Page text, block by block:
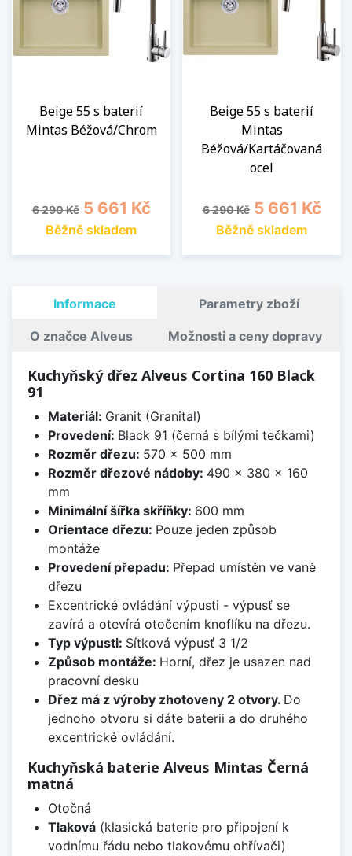
Beige 55 s baterií
Mintas Béžová/Chrom
Běžná cena
6 290 Kč Cena
5 661 Kč
Běžně skladem
Beige 55 s baterií
Mintas
Béžová/Kartáčovaná
ocel
Běžná cena
6 290 Kč Cena
5 661 Kč
Běžně skladem
Informace Parametry zboží
O značce Alveus Možnosti a ceny dopravy
Kuchyňský dřez Alveus Cortina 160 Black
91
Materiál: Granit (Granital)
Provedení: Black 91 (černá s bílými tečkami)
Rozměr dřezu: 570 x 500 mm
Rozměr dřezové nádoby: 490 x 380 x 160
mm
Minimální šířka skříňky: 600 mm
Orientace dřezu: Pouze jeden způsob
montáže
Provedení přepadu: Přepad umístěn ve vaně
dřezu
Excentrické ovládání výpusti - výpusť se
zavírá a otevírá otočením knoflíku na dřezu.
Typ výpusti: Sítková výpusť 3 1/2
Způsob montáže: Horní, dřez je usazen nad
pracovní desku
Dřez má z výroby zhotoveny 2 otvory. Do
jednoho otvoru si dáte baterii a do druhého
excentrické ovládání.
Kuchyňská baterie Alveus Mintas Černá
matná
Otočná
Tlaková(klasická baterie pro připojení k
vodnímu řádu nebo tlakovému ohřívači)